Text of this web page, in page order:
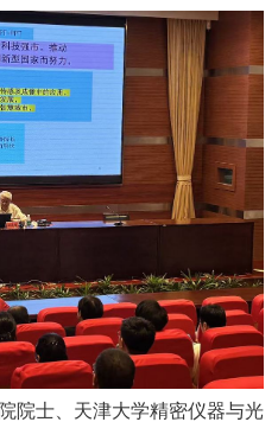
院士、天津大学精密仪器与光